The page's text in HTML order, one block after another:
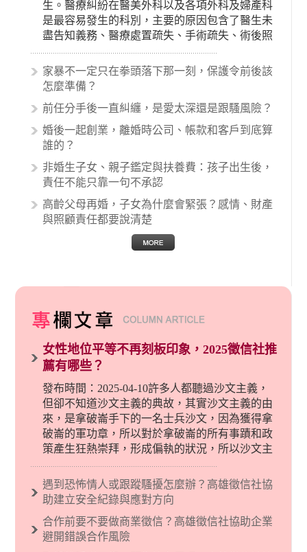
生。醫療糾紛在醫美外科以及各項外科及婦產科
是最容易發生的科別，主要的原因包含了醫生未
盡告知義務、醫療處置疏失、手術疏失、術後照
顧失當、醫療費用的收取。雖然醫學進步，但醫
生與病患之間引起的糾紛還是經常發生。很多案
例中最後都走向訴訟流程，我們如果不幸遇到相
的內容其實非常多，有些案例…
家暴不一定只在拳頭落下那一刻，保護令前後該
怎麼準備？
前任分手後一直糾纏，是愛太深還是跟騷風險？
婚後一起創業，離婚時公司、帳款和客戶到底算
誰的？
非婚生子女、親子鑑定與扶養費：孩子出生後，
責任不能只靠一句不承認
高齡父母再婚，子女為什麼會緊張？感情、財產
與照顧責任都要說清楚
女性地位平等不再刻板印象，2025徵信社推
薦有哪些？
發布時間：2025-04-10許多人都聽過沙文主義，
但卻不知道沙文主義的典故，其實沙文主義的由
來，是拿破崙手下的一名士兵沙文，因為獲得拿
破崙的軍功章，所以對於拿破崙的所有事蹟和政
策產生狂熱崇拜，形成偏執的狀況，所以沙文主
義後來就被拿來暗指偏見和歧視，而且有沙文主
義傾向的人，通常對於自己的國家和民族有超強
烈的卓越感，因而瞧不起其他國家的人，所以沙
現了男性沙文…
遇到恐怖情人或跟蹤騷擾怎麼辦？高雄徵信社協
助建立安全紀錄與應對方向
合作前要不要做商業徵信？高雄徵信社協助企業
避開錯誤合作風險